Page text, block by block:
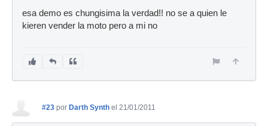
esa demo es chungisima la verdad!! no se a quien le
kieren vender la moto pero a mi no
#23 por Darth Synth el 21/01/2011